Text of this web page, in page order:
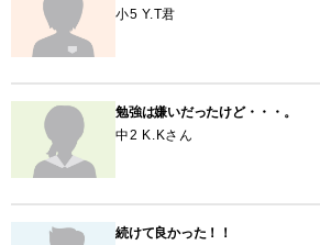
小5 Y.T君
勉強は嫌いだったけど・・・。
中2 K.Kさん
続けて良かった！！